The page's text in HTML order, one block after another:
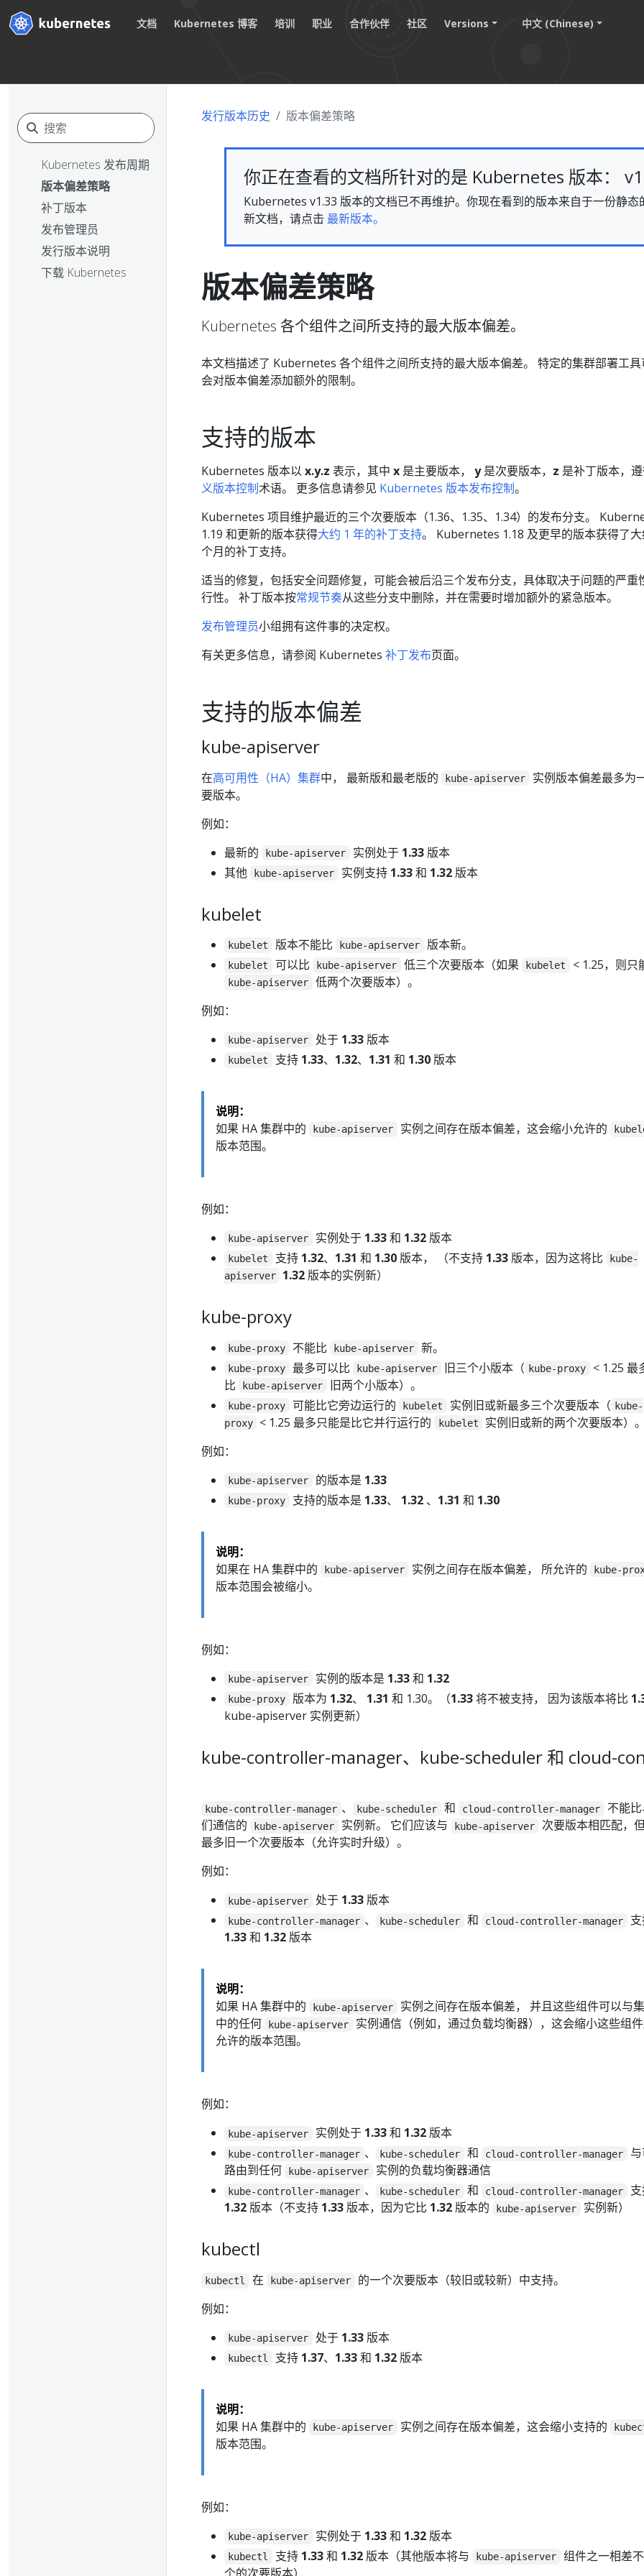
文档 Kubernetes 博客 培训 职业 合作伙伴 社区 Versions 中文 (Chinese)
Kubernetes 发布周期
版本偏差策略
补丁版本
发布管理员
发行版本说明
下载 Kubernetes
发行版本历史 版本偏差策略
你正在查看的文档所针对的是 Kubernetes 版本：
Kubernetes v1.33 版本的文档已不再维护。你现在看到的版本来自于一份静态
新文档，请点击 最新版本。
版本偏差策略
Kubernetes 各个组件之间所支持的最大版本偏差。
本文档描述了 Kubernetes 各个组件之间所支持的最大版本偏差。 特定的集群部署工具
会对版本偏差添加额外的限制。
支持的版本
Kubernetes 版本以 x.y.z 表示，其中 x 是主要版本， y是次要版本， z 是补丁版本，
义版本控制术语。 更多信息请参见 Kubernetes 版本发布控制。
Kubernetes 项目维护最近的三个次要版本（1.36、1.35、1.34）的发布分支。
1.19 和更新的版本获得大约 1 年的补丁支持。 Kubernetes 1.18 及更早的版本获得了
个月的补丁支持。
适当的修复，包括安全问题修复，可能会被后沿三个发布分支，具体取决于问题的严重
行性。 补丁版本按常规节奏从这些分支中删除，并在需要时增加额外的紧急版本。
发布管理员小组拥有这件事的决定权。
有关更多信息，请参阅 Kubernetes 补丁发布页面。
支持的版本偏差
kube-apiserver
在高可用性（HA）集群中， 最新版和最老版的 kube-apiserver
实例版本偏差最多为
要版本。
例如：
最新的
kube-apiserver 实例处于 1.33版本
其他
kube-apiserver 实例支持 1.33和 1.32版本
kubelet
kubelet 版本不能比 kube-apiserver 版本新。
kubelet 可以比 kube-apiserver 低三个次要版本（如果 kubelet < 1.25，则只
kube-apiserver
低两个次要版本）。
例如：
kube-apiserver 处于 1.33版本
kubelet 支持 1.33、 1.32、 1.31 和 1.30版本
说明：
如果 HA 集群中的
kube-apiserver 实例之间存在版本偏差，这会缩小允许的
版本范围。
例如：
kube-apiserver 实例处于 1.33和 1.32版本
kubelet 支持 1.32、 1.31 和 1.30版本， （不支持 1.33版本，因为这将比
kube-
apiserver
1.32 版本的实例新）
kube-proxy
kube-proxy 不能比 kube-apiserver 新。
kube-proxy 最多可以比 kube-apiserver 旧三个小版本（ kube-proxy
< 1.25 最
比
kube-apiserver 旧两个小版本）。
kube-proxy 可能比它旁边运行的 kubelet 实例旧或新最多三个次要版本（ kube-
proxy
< 1.25 最多只能是比它并行运行的 kubelet
实例旧或新的两个次要版本）
例如：
kube-apiserver 的版本是 1.33
kube-proxy 支持的版本是 1.33、 1.32、 1.31 和 1.30
说明：
如果在 HA 集群中的
kube-apiserver 实例之间存在版本偏差， 所允许的 kube-
版本范围会被缩小。
例如：
kube-apiserver 实例的版本是 1.33和 1.32
kube-proxy 版本为 1.32、 1.31 和 1.30。（1.33将不被支持， 因为该版本将比
kube-apiserver 实例更新）
kube-controller-manager、kube-scheduler 和 cloud-
kube-controller-manager 、 kube-scheduler 和 cloud-controller-manager
不能
们通信的
kube-apiserver 实例新。 它们应该与 kube-apiserver
次要版本相匹配，
最多旧一个次要版本（允许实时升级）。
例如：
kube-apiserver 处于 1.33版本
kube-controller-manager 、 kube-scheduler 和 cloud-controller-manager
1.33和 1.32 版本
说明：
如果 HA 集群中的
kube-apiserver
实例之间存在版本偏差， 并且这些组件可以与
中的任何
kube-apiserver
实例通信（例如，通过负载均衡器），这会缩小这些组
允许的版本范围。
例如：
kube-apiserver 实例处于 1.33和 1.32版本
kube-controller-manager 、 kube-scheduler 和 cloud-controller-manager
路由到任何
kube-apiserver 实例的负载均衡器通信
kube-controller-manager 、 kube-scheduler 和 cloud-controller-manager
1.32 版本（不支持 1.33 版本，因为它比 1.32 版本的 kube-apiserver 实例新）
kubectl
kubectl 在 kube-apiserver
的一个次要版本（较旧或较新）中支持。
例如：
kube-apiserver 处于 1.33版本
kubectl 支持 1.37、 1.33和 1.32版本
说明：
如果 HA 集群中的
kube-apiserver 实例之间存在版本偏差，这会缩小支持的
版本范围。
例如：
kube-apiserver 实例处于 1.33和 1.32版本
kubectl 支持 1.33和 1.32版本（其他版本将与 kube-apiserver
组件之一相差